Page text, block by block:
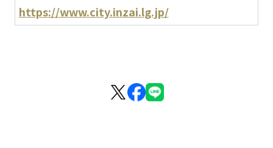
https://www.city.inzai.lg.jp/